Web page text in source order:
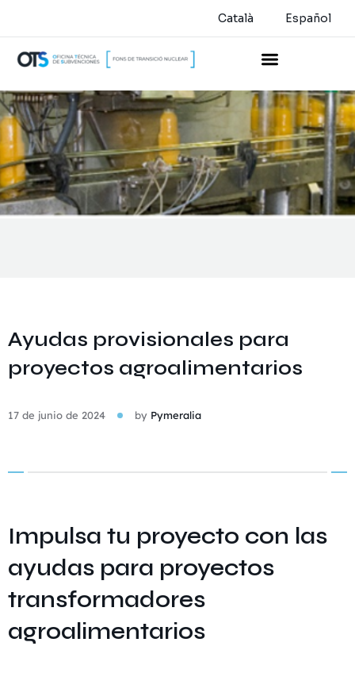
Català Español
Ayudas provisionales para
proyectos agroalimentarios
17 de junio de 2024 by Pymeralia
Impulsa tu proyecto con las
ayudas para proyectos
transformadores
agroalimentarios